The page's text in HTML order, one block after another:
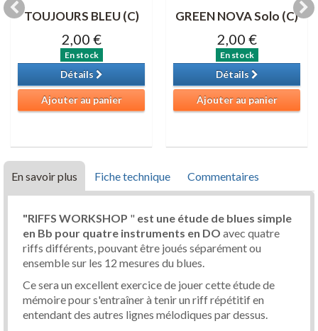
TOUJOURS BLEU (C)
2,00 €
En stock
Détails
Ajouter au panier
GREEN NOVA Solo (C)
2,00 €
En stock
Détails
Ajouter au panier
En savoir plus Fiche technique Commentaires
"RIFFS WORKSHOP " est une étude de blues simple
en Bb pour quatre instruments en DO avec quatre
riffs différents, pouvant être joués séparément ou
ensemble sur les 12 mesures du blues.
Ce sera un excellent exercice de jouer cette étude de
mémoire pour s'entraîner à tenir un riff répétitif en
entendant des autres lignes mélodiques par dessus.